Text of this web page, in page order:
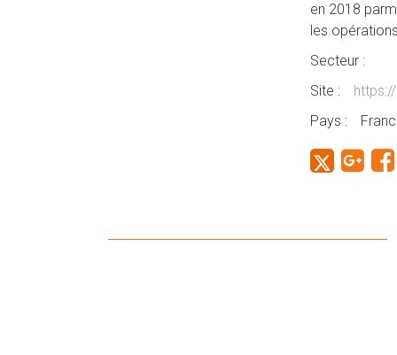
en 2018
les
Secteur :
Site :
Pays :